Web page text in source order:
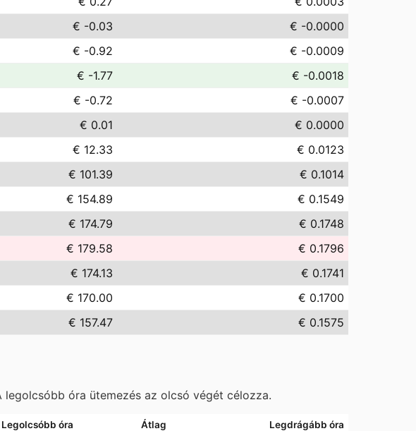
€ -0.03
€ -0.0000
€ -0.92
€ -0.0009
€ -1.77
€ -0.0018
€ -0.72
€ -0.0007
€ 0.01
€ 0.0000
€ 12.33
€ 0.0123
€ 101.39
€ 0.1014
€ 154.89
€ 0.1549
€ 174.79
€ 0.1748
€ 179.58
€ 0.1796
€ 174.13
€ 0.1741
€ 170.00
€ 0.1700
€ 157.47 € 0.1575
óra ütemezés az olcsó végét célozza.
Legolcsóbb óra Átlag Legdrágább óra